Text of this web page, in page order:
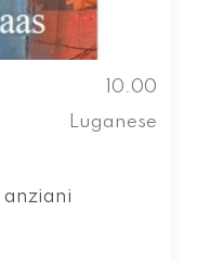
10.00
Luganese
anziani